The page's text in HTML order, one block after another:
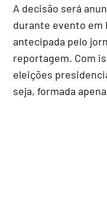
A decisão será
durante evento em
antecipada pelo
reportagem. Com
eleições
seja, formada